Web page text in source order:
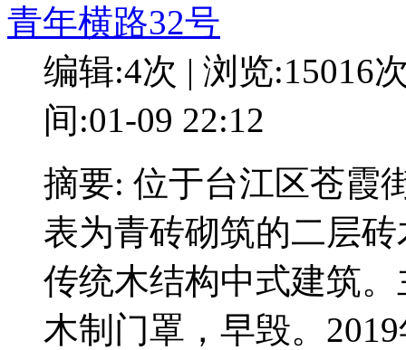
青年横路32号
编辑:4次 | 浏览:15016
间:01-09 22:12
摘要: 位于台江区苍霞
表为青砖砌筑的二层
传统木结构中式建筑
木制门罩，早毁。